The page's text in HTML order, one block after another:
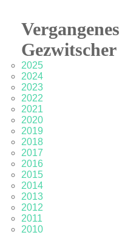
Vergangenes
Gezwitscher
2025
2024
2023
2022
2021
2020
2019
2018
2017
2016
2015
2014
2013
2012
2011
2010